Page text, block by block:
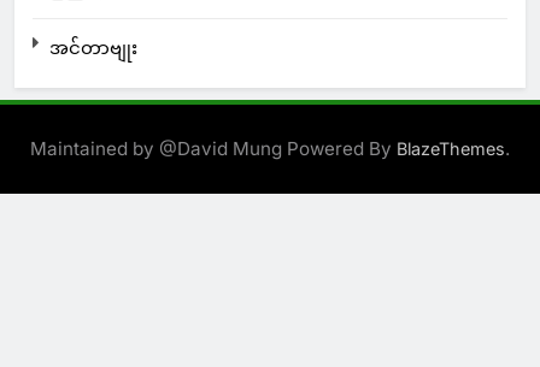
အင်တာဗျုး
Maintained by @David Mung Powered By BlazeThemes.